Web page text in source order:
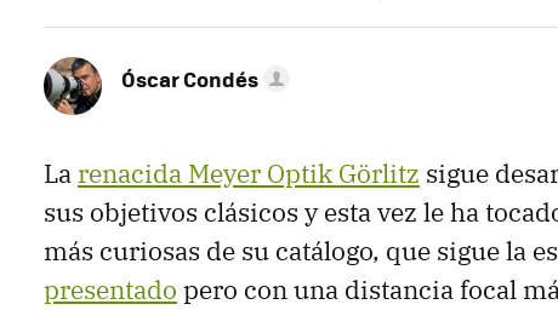
Óscar Condés
La renacida Meyer Optik Görlitz sigue
sus objetivos clásicos y esta vez le ha
más curiosas de su catálogo, que sigue la
presentado pero con una distancia focal